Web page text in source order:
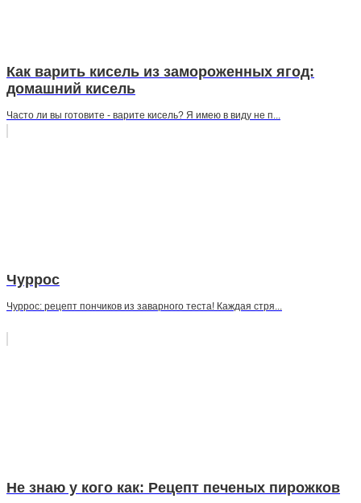
Как варить кисель из замороженных ягод:
домашний кисель
Часто ли вы готовите - варите кисель? Я имею в виду не п...
Чуррос
Чуррос: рецепт пончиков из заварного теста! Каждая стря...
Не знаю у кого как: Рецепт печеных пирожков